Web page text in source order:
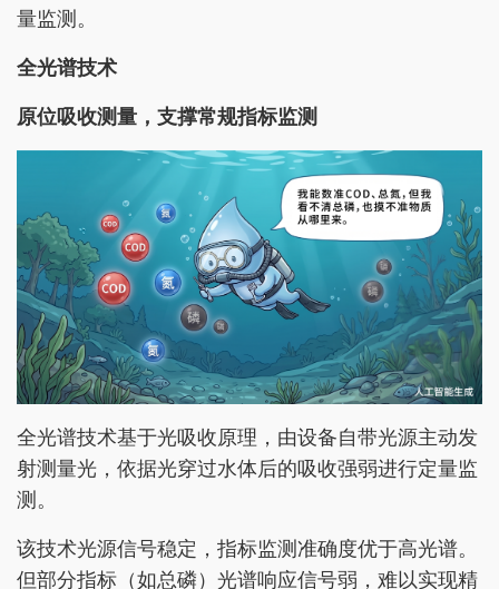
量监测。
全光谱技术
原位吸收测量，支撑常规指标监测
全光谱技术基于光吸收原理，由设备自带光源主动发
射测量光，依据光穿过水体后的吸收强弱进行定量监
测。
该技术光源信号稳定，指标监测准确度优于高光谱。
但部分指标（如总磷）光谱响应信号弱，难以实现精